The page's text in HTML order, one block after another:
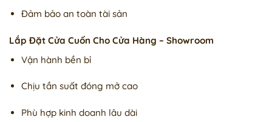
Đảm bảo an toàn tài sản
Lắp Đặt Cửa Cuốn Cho Cửa Hàng – Showroom
Vận hành bền bỉ
Chịu tần suất đóng mở cao
Phù hợp kinh doanh lâu dài